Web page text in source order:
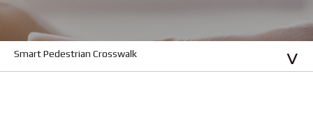
Smart Pedestrian Crosswalk